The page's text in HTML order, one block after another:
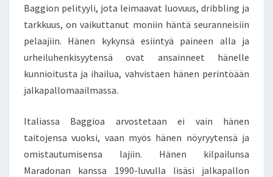
Baggion pelityyli, jota leimaavat luovuus, dribbling ja
tarkkuus, on vaikuttanut moniin häntä seuranneisiin
pelaajiin. Hänen kykynsä esiintyä paineen alla ja
urheiluhenkisyytensä ovat ansainneet hänelle
kunnioitusta ja ihailua, vahvistaen hänen perintöään
jalkapallomaailmassa.
Italiassa Baggioa arvostetaan ei vain hänen
taitojensa vuoksi, vaan myös hänen nöyryytensä ja
omistautumisensa lajiin. Hänen kilpailunsa
Maradonan kanssa 1990-luvulla lisäsi jalkapallon